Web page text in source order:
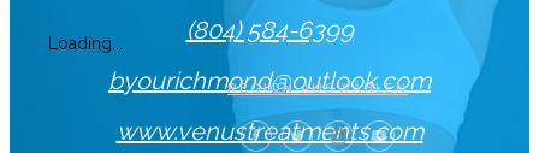
Loading...
REGION AUSWÄHLEN
(804) 584-6399
byourichmond@outlook.com
www.venustreatments.com